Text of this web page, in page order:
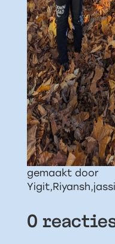
gemaakt door
0